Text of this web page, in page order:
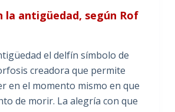
la antigüedad, según Rof
el delfín símbolo de
creadora que permite
en el momento mismo en que
de morir. La alegría con que